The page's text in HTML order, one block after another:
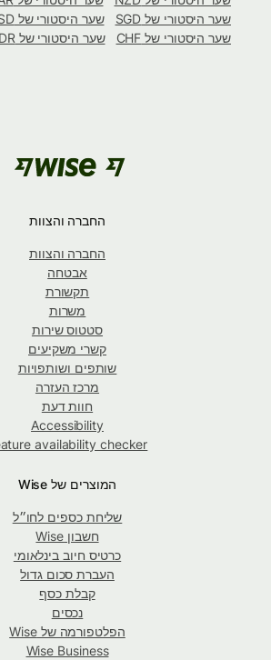
שער היסטורי של SGD
שער היסטורי של USD
שער היסטורי של CHF
שער היסטורי של IDR
החברה והצוות
החברה והצוות
אבטחה
תקשורת
משרות
סטטוס שירות
קשרי משקיעים
שותפים ושותפויות
מרכז העזרה
חוות דעת
Accessibility
Feature availability checker
המוצרים של Wise
שליחת כספים לחו״ל
חשבון Wise
כרטיס חיוב בינלאומי
העברת סכום גדול
קבלת כסף
נכסים
הפלטפורמה של Wise
Wise Business